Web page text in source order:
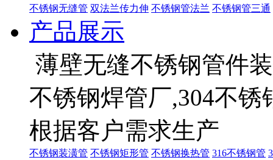
不锈钢无缝管 双法兰传力伸 不锈钢管法兰 不锈钢管三通
产品展示
薄壁无缝不锈钢管件
不锈钢焊管厂,304不
根据客户需求生产
不锈钢装潢管 不锈钢矩形管 不锈钢换热管 316不锈钢管